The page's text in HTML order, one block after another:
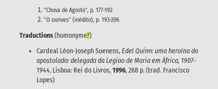
"Chuva de Agosto", p. 177-192
"O ourives" (inédito), p. 193-206
Traductions(homonyme?)
Cardeal Léon-Joseph Suenens,Edel Quinn: uma heroína do
apostolado: delegada da Legiao de Maria em África, 1907-
1944, Lisboa: Rei do Livros,1996, 268 p. (trad. Francisco
Lopes)